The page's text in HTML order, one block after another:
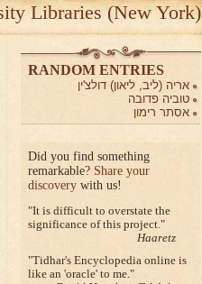
Libraries (New York)
RANDOM ENTRIES
אריה (ליב, ליאון) דולצ'ין
טוביה פדובה
אסתר רימון
Did you find something
remarkable? Share your
discovery with us!
It is difficult to overstate the
significance of this project.
Haaretz
Tidhar's Encyclopedia online is
like an 'oracle' to me.